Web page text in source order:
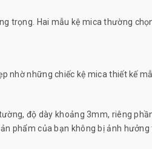
trọng. Hai mẫu kệ mica thường
nhờ những chiếc kệ mica thiết kế
độ dày khoảng 3mm, riêng
phẩm của bạn không bị ảnh